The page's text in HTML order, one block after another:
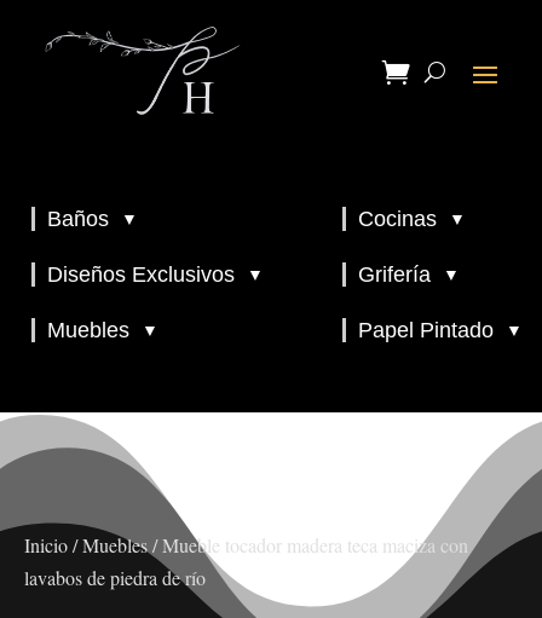
Baños ▼ Cocinas ▼
Diseños Exclusivos ▼ Grifería ▼
Muebles ▼ Papel Pintado ▼
Inicio/Muebles/ Mueble tocador madera teca maciza con
lavabos de piedra de río